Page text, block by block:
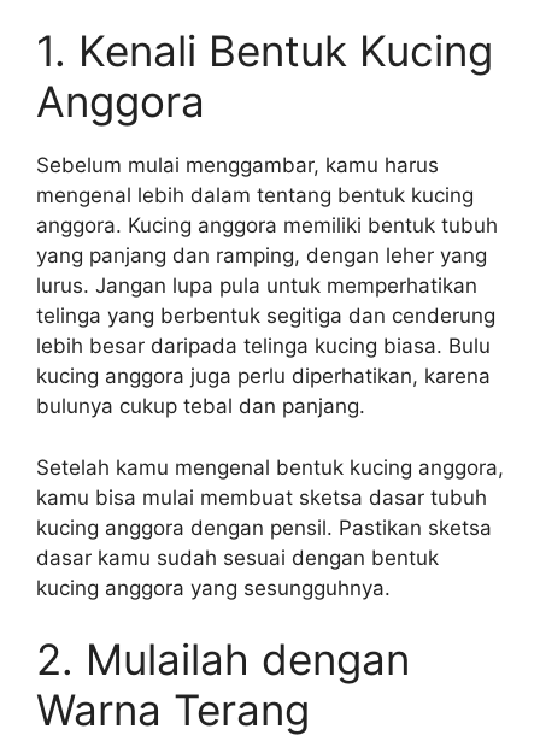
1. Kenali Bentuk Kucing
Anggora
Sebelum mulai menggambar, kamu harus
mengenal lebih dalam tentang bentuk kucing
anggora. Kucing anggora memiliki bentuk tubuh
yang panjang dan ramping, dengan leher yang
lurus. Jangan lupa pula untuk memperhatikan
telinga yang berbentuk segitiga dan cenderung
lebih besar daripada telinga kucing biasa. Bulu
kucing anggora juga perlu diperhatikan, karena
bulunya cukup tebal dan panjang.
Setelah kamu mengenal bentuk kucing anggora,
kamu bisa mulai membuat sketsa dasar tubuh
kucing anggora dengan pensil. Pastikan sketsa
dasar kamu sudah sesuai dengan bentuk
kucing anggora yang sesungguhnya.
2. Mulailah dengan
Warna Terang